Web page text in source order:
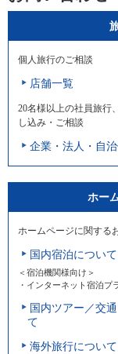
個人旅行のご相談
店舗一覧
20名様以上の社員旅行
し込み・ご相談
企業・法人・自
ホー
ホームページに関する
国内宿泊について
＜宿泊機関様向け＞
・インターネット宿泊プ
国内ツアー／交
て
海外旅行について